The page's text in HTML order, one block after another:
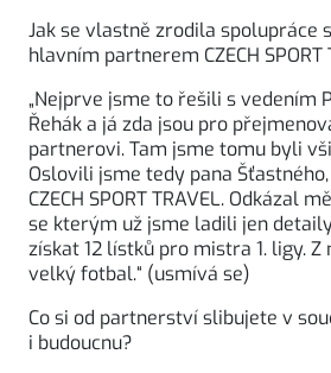
Jak se vlastně zrodila spolupráce
hlavním partnerem CZECH SPORT
„Nejprve jsme to řešili s vedením
Řehák a já zda jsou pro
partnerovi. Tam jsme tomu byli
Oslovili jsme tedy pana
CZECH SPORT TRAVEL. Odkázal
se kterým už jsme ladili jen
získat 12 lístků pro mistra 1. ligy.
velký fotbal.“ (usmívá se)
Co si od partnerství slibujete v
i budoucnu?